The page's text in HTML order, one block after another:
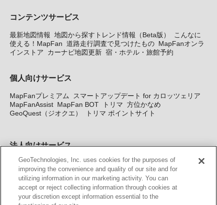
コンテンツサービス
最新地図情報 地図から探すトレンド情報（Beta版）
こんなに
使える！MapFan 道路走行調査で見つけたもの MapFanオンラ
インストア
カーナビ地図更新 宿・ホテル・旅館予約
個人向けサービス
MapFanプレミアム
スマートアップデート for カロッツェリア
MapFanAssist MapFan BOT トリマ 方位かなめ
GeoQuest（ジオクエ）
トリマ ポイントサイト
法人向けサービス
法人向け地図・位置情報サービス WEBサイト・システム向け地
図API Windows PC向け地図開発キット MapFan DB 住所確認
サービス
MAP WORLD+ トリマ広告 Geo-Research
GeoTechnologies, Inc. uses cookies for the purposes of
improving the convenience and quality of our site and for
utilizing information in our marketing activity. You can
accept or reject collecting information through cookies at
your discretion except information essential to the